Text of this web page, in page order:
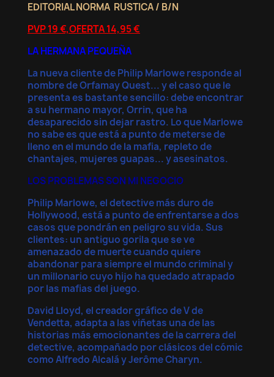
EDITORIAL NORMA RUSTICA / B/N
PVP 19 €,OFERTA 14,95 €
LA HERMANA PEQUEÑA
La nueva cliente de Philip Marlowe responde al
nombre de Orfamay Quest... y el caso que le
presenta es bastante sencillo: debe encontrar
a su hermano mayor, Orrin, que ha
desaparecido sin dejar rastro. Lo que Marlowe
no sabe es que está a punto de meterse de
lleno en el mundo de la mafia, repleto de
chantajes, mujeres guapas... y asesinatos.
LOS PROBLEMAS SON MI NEGOCIO
Philip Marlowe, el detective más duro de
Hollywood, está a punto de enfrentarse a dos
casos que pondrán en peligro su vida. Sus
clientes: un antiguo gorila que se ve
amenazado de muerte cuando quiere
abandonar para siempre el mundo criminal y
un millonario cuyo hijo ha quedado atrapado
por las mafias del juego.
David Lloyd, el creador gráfico de V de
Vendetta, adapta a las viñetas una de las
historias más emocionantes de la carrera del
detective, acompañado por clásicos del cómic
como Alfredo Alcalá y Jerôme Charyn.